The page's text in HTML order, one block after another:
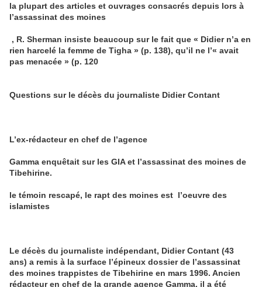
la plupart des articles et ouvrages consacrés depuis lors à
l’assassinat des moines
, R. Sherman insiste beaucoup sur le fait que « Didier n’a en
rien harcelé la femme de Tigha » (p. 138), qu’il ne l’« avait
pas menacée » (p. 120
Questions sur le décès du journaliste Didier Contant
L’ex-rédacteur en chef de l’agence
Gamma enquêtait sur les GIA et l’assassinat des moines de
Tibehirine.
le témoin rescapé, le rapt des moines est l’oeuvre des
islamistes
Le décès du journaliste indépendant, Didier Contant (43
ans) a remis à la surface l’épineux dossier de l’assassinat
des moines trappistes de Tibehirine en mars 1996. Ancien
rédacteur en chef de la grande agence Gamma, il a été